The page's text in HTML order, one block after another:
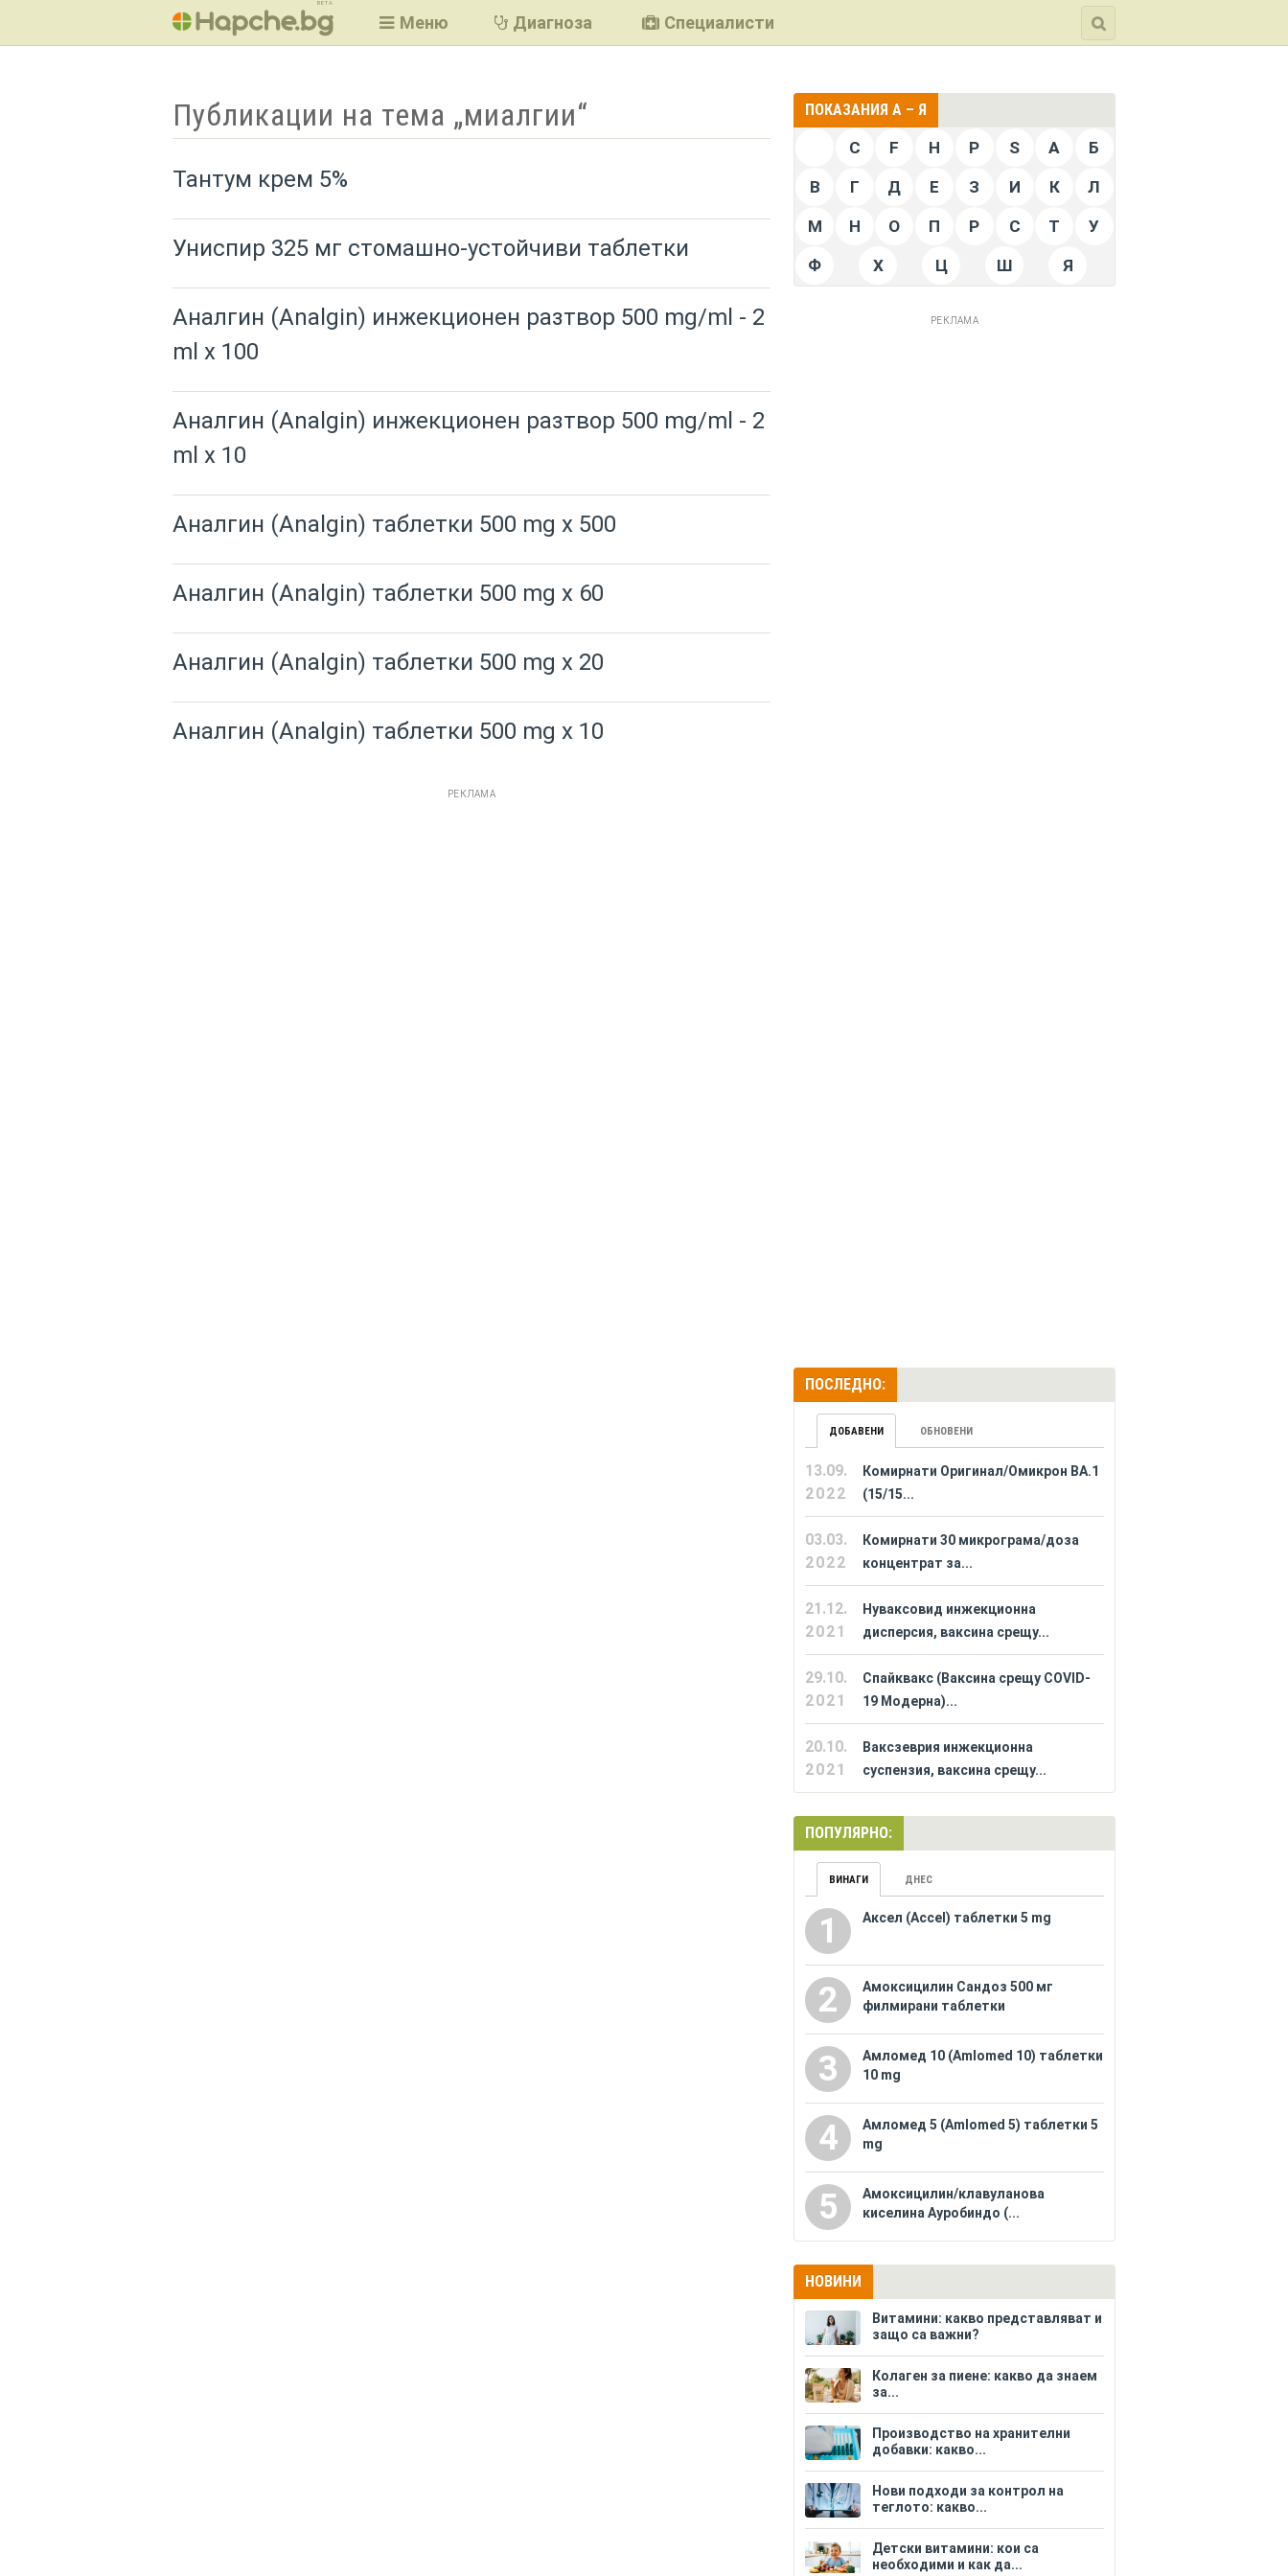
BETA
Меню Диагноза Специалисти
Публикации на тема „миалгии“
Тантум крем 5%
Униспир 325 мг стомашно-устойчиви таблетки
Аналгин (Analgin) инжекционен разтвор 500 mg/ml - 2
ml x 100
Аналгин (Analgin) инжекционен разтвор 500 mg/ml - 2
ml x 10
Аналгин (Analgin) таблетки 500 mg x 500
Аналгин (Analgin) таблетки 500 mg x 60
Аналгин (Analgin) таблетки 500 mg x 20
Аналгин (Analgin) таблетки 500 mg x 10
РЕКЛАМА
ПОКАЗАНИЯ А – Я
C F H P S А Б
В Г Д Е З И К Л
М Н О П Р С Т У
Ф Х Ц Ш Я
РЕКЛАМА
ПОСЛЕДНО:
ДОБАВЕНИ ОБНОВЕНИ
13.09.
2022
Комирнати Оригинал/Омикрон BA.1
(15/15...
03.03.
2022
Комирнати 30 микрограма/доза
концентрат за...
21.12.
2021
Нуваксовид инжекционна
дисперсия, ваксина срещу...
29.10.
2021
Спайквакс (Ваксина срещу COVID-
19 Модерна)...
20.10.
2021
Ваксзеврия инжекционна
суспензия, ваксина срещу...
ПОПУЛЯРНО:
ВИНАГИ ДНЕС
1 Аксел (Accel) таблетки 5 mg
2
Амоксицилин Сандоз 500 мг
филмирани таблетки
3
Амломед 10 (Amlomed 10) таблетки
10 mg
4
Амломед 5 (Amlomed 5) таблетки 5
mg
5
Амоксицилин/клавуланова
киселина Ауробиндо (...
НОВИНИ
Витамини: какво представляват и
защо са важни?
Колаген за пиене: какво да знаем
за...
Производство на хранителни
добавки: какво...
Нови подходи за контрол на
теглото: какво...
Детски витамини: кои са
необходими и как да...